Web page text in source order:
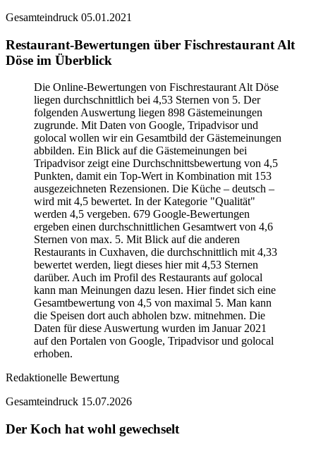
Gesamteindruck 05.01.2021
Restaurant-Bewertungen über Fischrestaurant Alt
Döse im Überblick
Die Online-Bewertungen von Fischrestaurant Alt Döse
liegen durchschnittlich bei 4,53 Sternen von 5. Der
folgenden Auswertung liegen 898 Gästemeinungen
zugrunde. Mit Daten von Google, Tripadvisor und
golocal wollen wir ein Gesamtbild der Gästemeinungen
abbilden. Ein Blick auf die Gästemeinungen bei
Tripadvisor zeigt eine Durchschnittsbewertung von 4,5
Punkten, damit ein Top-Wert in Kombination mit 153
ausgezeichneten Rezensionen. Die Küche – deutsch –
wird mit 4,5 bewertet. In der Kategorie "Qualität"
werden 4,5 vergeben. 679 Google-Bewertungen
ergeben einen durchschnittlichen Gesamtwert von 4,6
Sternen von max. 5. Mit Blick auf die anderen
Restaurants in Cuxhaven, die durchschnittlich mit 4,33
bewertet werden, liegt dieses hier mit 4,53 Sternen
darüber. Auch im Profil des Restaurants auf golocal
kann man Meinungen dazu lesen. Hier findet sich eine
Gesamtbewertung von 4,5 von maximal 5. Man kann
die Speisen dort auch abholen bzw. mitnehmen. Die
Daten für diese Auswertung wurden im Januar 2021
auf den Portalen von Google, Tripadvisor und golocal
erhoben.
Redaktionelle Bewertung
Gesamteindruck 15.07.2026
Der Koch hat wohl gewechselt